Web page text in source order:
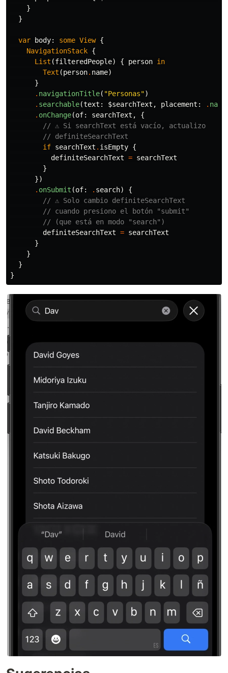
}
}
var body: some View {
NavigationStack {
List (filteredPeople) { person in
Text (person. name)
}
. navigationTitle( "Personas")
. searchable(text : $searchText , placement : .
. onChange(of: searchText ,
{
// ⚠️ Si searchText está vacío, actualizo
// definiteSearchText
if searchText . isEmpty {
definiteSearchText = searchText
}
})
. onSubmit (of: . search)
{
// ⚠️ Solo cambio definiteSearchText
// cuando presiono el botón "submit"
// (que está en modo "search")
definiteSearchText = searchText
}
}
}
}